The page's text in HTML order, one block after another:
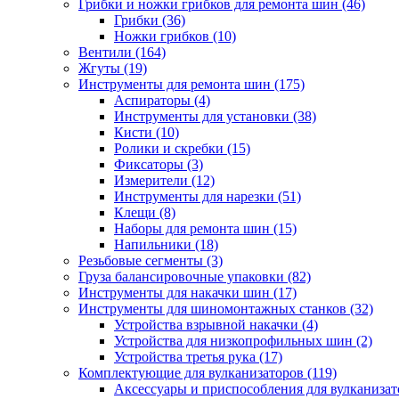
Грибки и ножки грибков для ремонта шин (46)
Грибки (36)
Ножки грибков (10)
Вентили (164)
Жгуты (19)
Инструменты для ремонта шин (175)
Аспираторы (4)
Инструменты для установки (38)
Кисти (10)
Ролики и скребки (15)
Фиксаторы (3)
Измерители (12)
Инструменты для нарезки (51)
Клещи (8)
Наборы для ремонта шин (15)
Напильники (18)
Резьбовые сегменты (3)
Груза балансировочные упаковки (82)
Инструменты для накачки шин (17)
Инструменты для шиномонтажных станков (32)
Устройства взрывной накачки (4)
Устройства для низкопрофильных шин (2)
Устройства третья рука (17)
Комплектующие для вулканизаторов (119)
Аксессуары и приспособления для